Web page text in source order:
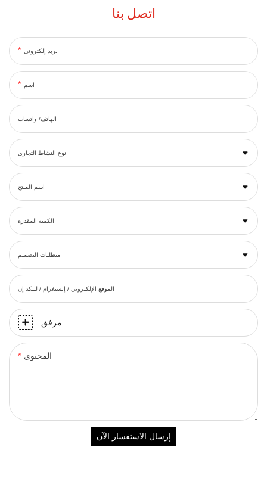
اتصل بنا
بريد إلكتروني
اسم
الهاتف/ واتساب
نوع النشاط التجاري
اسم المنتج
الكمية المقدرة
متطلبات التصميم
الموقع الإلكتروني / إنستغرام / لينكد إن
مرفق
المحتوى
إرسال الاستفسار الآن